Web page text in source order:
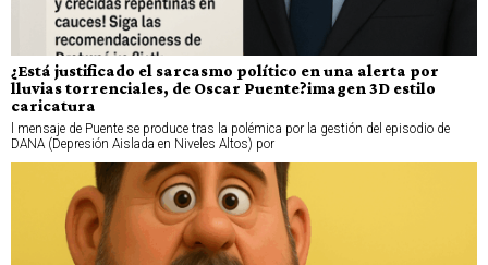
¿Está justificado el sarcasmo político en una alerta por
lluvias torrenciales, de Oscar Puente?imagen 3D estilo
caricatura
l mensaje de Puente se produce tras la polémica por la gestión del episodio de
DANA (Depresión Aislada en Niveles Altos) por